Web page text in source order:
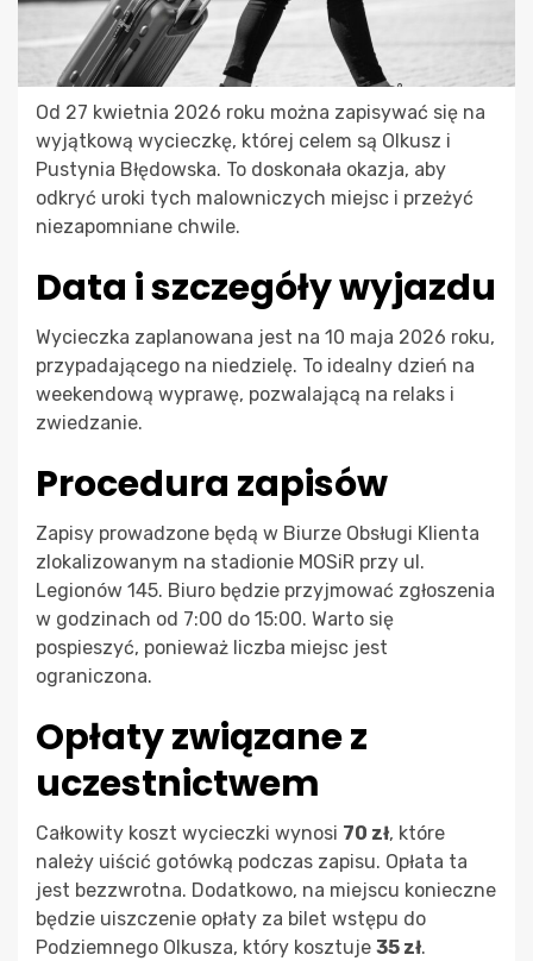
Od 27 kwietnia 2026 roku można zapisywać się na
wyjątkową wycieczkę, której celem są Olkusz i
Pustynia Błędowska. To doskonała okazja, aby
odkryć uroki tych malowniczych miejsc i przeżyć
niezapomniane chwile.
Data i szczegóły wyjazdu
Wycieczka zaplanowana jest na 10 maja 2026 roku,
przypadającego na niedzielę. To idealny dzień na
weekendową wyprawę, pozwalającą na relaks i
zwiedzanie.
Procedura zapisów
Zapisy prowadzone będą w Biurze Obsługi Klienta
zlokalizowanym na stadionie MOSiR przy ul.
Legionów 145. Biuro będzie przyjmować zgłoszenia
w godzinach od 7:00 do 15:00. Warto się
pospieszyć, ponieważ liczba miejsc jest
ograniczona.
Opłaty związane z
uczestnictwem
Całkowity koszt wycieczki wynosi 70 zł, które
należy uiścić gotówką podczas zapisu. Opłata ta
jest bezzwrotna. Dodatkowo, na miejscu konieczne
będzie uiszczenie opłaty za bilet wstępu do
Podziemnego Olkusza, który kosztuje 35 zł.